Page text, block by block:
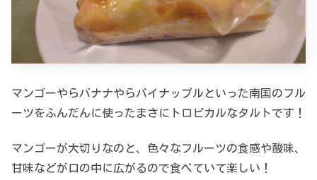
マンゴーやらバナナやらパイナップルといった南国のフル
ーツをふんだんに使ったまさにトロピカルなタルトです！
マンゴーが大切りなのと、色々なフルーツの食感や酸味、
甘味などが口の中に広がるので食べていて楽しい！